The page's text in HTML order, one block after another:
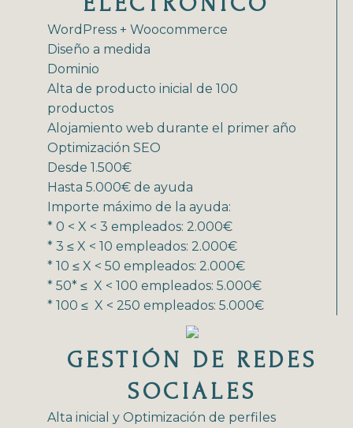
WordPress + Woocommerce
Diseño a medida
Dominio
Alta de producto inicial de 100
productos
Alojamiento web durante el primer año
Optimización SEO
Desde 1.500€
Hasta 5.000€ de ayuda
Importe máximo de la ayuda:
* 0 < X < 3 empleados: 2.000€
* 3 ≤ X < 10 empleados: 2.000€
* 10 ≤ X < 50 empleados: 2.000€
* 50* ≤ X < 100 empleados: 5.000€
* 100 ≤ X < 250 empleados: 5.000€
GESTIÓN DE REDES
SOCIALES
Alta inicial y Optimización de perfiles